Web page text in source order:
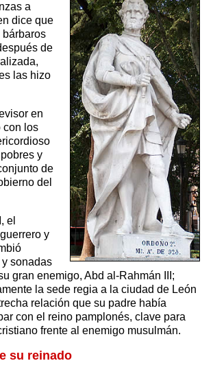
a
dice que
bárbaros
de
las hizo
en
con los
y
de
del
el
y
sonadas
gran enemigo, Abd al-Rahmán III;
la sede regia a la ciudad de León
relación que su padre había
con el reino pamplonés, clave para
frente al enemigo musulmán.
su reinado